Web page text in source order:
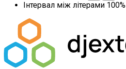
Інтервал між літерами 100%